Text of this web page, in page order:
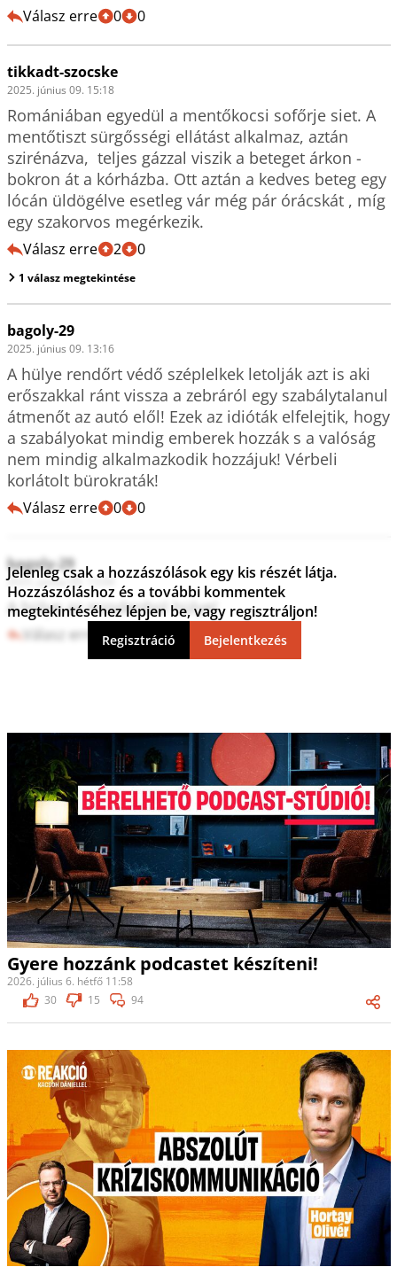
Válasz erre 0 0
tikkadt-szocske
2025. június 09. 15:18
Romániában egyedül a mentőkocsi sofőrje siet. A
mentőtiszt sürgősségi ellátást alkalmaz, aztán
szirénázva,  teljes gázzal viszik a beteget árkon -
bokron át a kórházba. Ott aztán a kedves beteg egy
lócán üldögélve esetleg vár még pár órácskát , míg
egy szakorvos megérkezik.
Válasz erre 2 0
1 válasz megtekintése
bagoly-29
2025. június 09. 13:16
A hülye rendőrt védő széplelkek letolják azt is aki
erőszakkal ránt vissza a zebráról egy szabálytalanul
átmenőt az autó elől! Ezek az idióták elfelejtik, hogy
a szabályokat mindig emberek hozzák s a valóság
nem mindig alkalmazkodik hozzájuk! Vérbeli
korlátolt bürokraták!
Válasz erre 0 0
bagoly-29
2025. június 09. 13:04
A hülye az mindenhol hülye!
Válasz erre 1 0
Jelenleg csak a hozzászólások egy kis részét látja.
Hozzászóláshoz és a további kommentek
megtekintéséhez lépjen be, vagy regisztráljon!
Regisztráció Bejelentkezés
Gyere hozzánk podcastet készíteni!
2026. július 6. hétfő 11:58
30
15 94